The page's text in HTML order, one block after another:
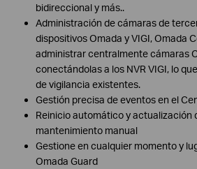
bidireccional y más..
Administración de cámaras de
dispositivos Omada y VIGI, Omada
administrar centralmente cámaras
conectándolas a los NVR VIGI, lo
de vigilancia existentes.
Gestión precisa de eventos en el
Reinicio automático y actualización
mantenimiento manual
Gestione en cualquier momento y
Omada Guard